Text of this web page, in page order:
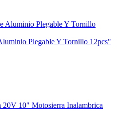
Plegable Y Tornillo 12pcs"
Motosierra Inalambrica